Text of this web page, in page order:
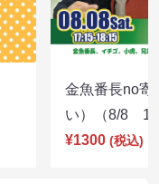
金魚番長no寄
い）（8/8
¥1300 (税込)